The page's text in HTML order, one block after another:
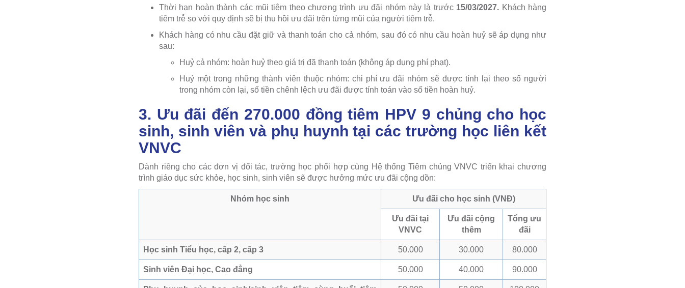
Thời hạn hoàn thành các mũi tiêm theo chương trình ưu đãi nhóm này là trước 15/03/2027. Khách hàng
tiêm trễ so với quy định sẽ bị thu hồi ưu đãi trên từng mũi của người tiêm trễ.
Khách hàng có nhu cầu đặt giữ và thanh toán cho cả nhóm, sau đó có nhu cầu hoàn huỷ sẽ áp dụng như
sau:
Huỷ cả nhóm: hoàn huỷ theo giá trị đã thanh toán (không áp dụng phí phạt).
Huỷ một trong những thành viên thuộc nhóm: chi phí ưu đãi nhóm sẽ được tính lại theo số người
trong nhóm còn lại, số tiền chênh lệch ưu đãi được tính toán vào số tiền hoàn huỷ.
3. Ưu đãi đến 270.000 đồng tiêm HPV 9 chủng cho học
sinh, sinh viên và phụ huynh tại các trường học liên kết
VNVC
Dành riêng cho các đơn vị đối tác, trường học phối hợp cùng Hệ thống Tiêm chủng VNVC triển khai chương
trình giáo dục sức khỏe, học sinh, sinh viên sẽ được hưởng mức ưu đãi cộng dồn:
Nhóm học sinh Ưu đãi cho học sinh (VNĐ)
Ưu đãi tại
VNVC
Ưu đãi cộng
thêm
Tổng ưu
đãi
Học sinh Tiểu học, cấp 2, cấp 3 50.000 30.000 80.000
Sinh viên Đại học, Cao đẳng 50.000 40.000 90.000